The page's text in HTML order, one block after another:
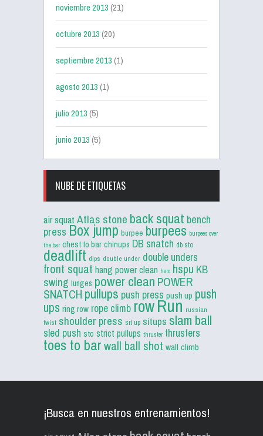
noviembre 2013(21)
octubre 2013(20)
septiembre 2013(1)
agosto 2013(1)
julio 2013(5)
junio 2013(5)
NUBE DE ETIQUETAS
air squat Atlas stone back squat bench
press Box jump burpee burpees burpees over
the bar chest to bar chinups DB snatch db sto
deadlift dips double under double unders
front squat hang power clean hero hspu KB
swing lunges power clean POWER
SNATCH pullups push press push up push
ups ring row rope climb rowRun russian
twist shoulder press sit up situps slam ball
sled push sto strict pullups thruster thrusters
toes to barwall ball shot wall climb
¡Busca en nuestros entrenamientos!